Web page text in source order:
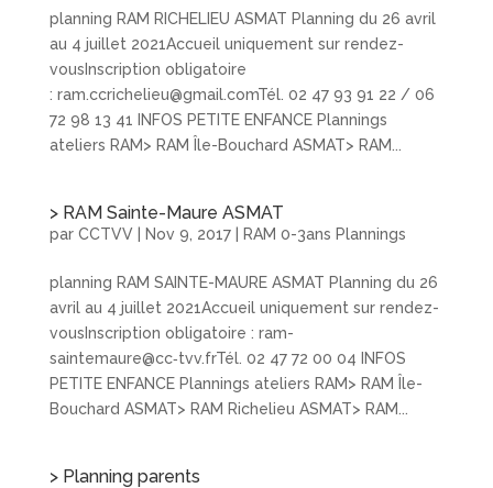
planning RAM RICHELIEU ASMAT Planning du 26 avril
au 4 juillet 2021Accueil uniquement sur rendez-
vousInscription obligatoire
: ram.ccrichelieu@gmail.comTél. 02 47 93 91 22 / 06
72 98 13 41 INFOS PETITE ENFANCE Plannings
ateliers RAM> RAM Île-Bouchard ASMAT> RAM...
> RAM Sainte-Maure ASMAT
par CCTVV| Nov 9, 2017| RAM 0-3ans Plannings
planning RAM SAINTE-MAURE ASMAT Planning du 26
avril au 4 juillet 2021Accueil uniquement sur rendez-
vousInscription obligatoire : ram-
saintemaure@cc‑tvv.frTél. 02 47 72 00 04 INFOS
PETITE ENFANCE Plannings ateliers RAM> RAM Île-
Bouchard ASMAT> RAM Richelieu ASMAT> RAM...
> Planning parents